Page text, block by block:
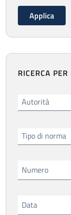
RICERCA
Autorità
Tipo di norma
Numero
Data